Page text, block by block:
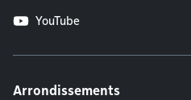
YouTube
Arrondissements